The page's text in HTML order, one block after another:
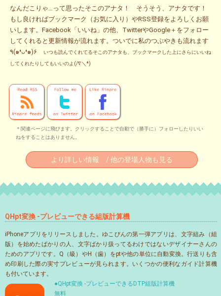
なんだこりゃ…って思ったそこのアナタ！ そうそう、アナタです！
もし良ければブックマーク（お気に入り）やRSS登録をよろしくお願
いします。Facebook「いいね」の他、TwitterやGoogle＋をフォロー
してくれると更新情報が流れます。ついでに私のつぶやきも流れます
٩(๑❛ᴗ❛๑)۶
いつも読んでくれてるそこのアナタも、ブックマークした上にさらにいいね
してくれたりしてもいいのよ(/∇＼*)
＊関連ページに飛びます。クリックすることで自動で（勝手に）フォローしたりいい
ねをすることはありません。
より詳しい情報 / 他の登場人物も見る
QHpt変換 -プレビューできる組版計算機
iPhoneアプリをリリースしました。ゆこびんの第一弾アプリは、文字組み（組
版）を始めたばかりの人、文字ばかり扱ってるわけではないデザイナーさんの
ためのアプリです。Q（級）やH（歯）をptや他の単位に自動変換。行送りも含
め印刷した際の実寸プレビューが見られます。いくつかの便利なガイド計算機
も付いています。
●QHpt変換 -プレビューできるDTP組版計算機
無料